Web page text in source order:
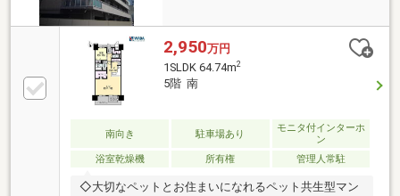
2,950万円
1SLDK 64.74m2
5階 南
南向き 駐車場あり
モニタ付インターホ
ン
浴室乾燥機
所有権 管理人常駐
◇大切なペットとお住まいになれるペット共生型マン